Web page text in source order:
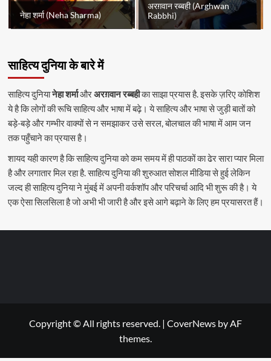
नेहा शर्मा (Neha Sharma)
अरग़वान रब्बही (Arghwan
Rabbhi)
साहित्य दुनिया के बारे में
साहित्य दुनियानेहा शर्माऔरअरग़वान रब्बहीका साझा प्रयास है. इसके ज़रिए कोशिश
ये है कि लोगों की रूचि साहित्य और भाषा में बढ़े। ये साहित्य और भाषा से जुड़ी बातों को
बड़े-बड़े और गम्भीर वाक्यों से न समझाकर उसे सरल, बोलचाल की भाषा में आम जन
तक पहुँचाने का प्रयास है।
शायद यही कारण है कि साहित्य दुनिया को कम समय में ही पाठकों का ढेर सारा प्यार मिला
है और लगातार मिल रहा है. साहित्य दुनिया की शुरुआत सोशल मीडिया से हुई लेकिन
जल्द ही साहित्य दुनिया ने मुंबई में अपनी वर्कशॉप और परिचर्चा आदि भी शुरू की है। ये
एक ऐसा सिलसिला है जो अभी भी जारी है और इसे आगे बढ़ाने के लिए हम प्रयासरत हैं।
Copyright © All rights reserved. | CoverNews by AF
themes.